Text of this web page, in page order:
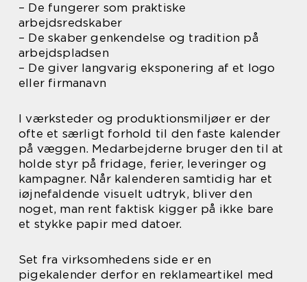
– De fungerer som praktiske
arbejdsredskaber
– De skaber genkendelse og tradition på
arbejdspladsen
– De giver langvarig eksponering af et logo
eller firmanavn
I værksteder og produktionsmiljøer er der
ofte et særligt forhold til den faste kalender
på væggen. Medarbejderne bruger den til at
holde styr på fridage, ferier, leveringer og
kampagner. Når kalenderen samtidig har et
iøjnefaldende visuelt udtryk, bliver den
noget, man rent faktisk kigger på ikke bare
et stykke papir med datoer.
Set fra virksomhedens side er en
pigekalender derfor en reklameartikel med